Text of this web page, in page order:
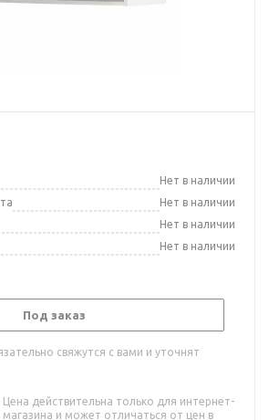
Нет в наличии
Нет в наличии
Нет в наличии
Нет в наличии
Под заказ
свяжутся с вами и уточнят
Цена действительна только для интернет-
магазина и может отличаться от цен в